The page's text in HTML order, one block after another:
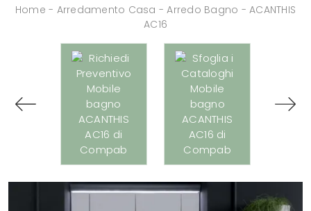
Home - Arredamento Casa -Arredo Bagno -ACANTHIS
AC16